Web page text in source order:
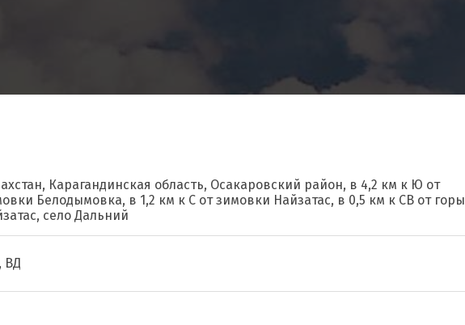
Карагандинская область, Осакаровский район, в 4,2 км к Ю от
Белодымовка, в 1,2 км к С от зимовки Найзатас, в 0,5 км к СВ от горы
село Дальний
ВД